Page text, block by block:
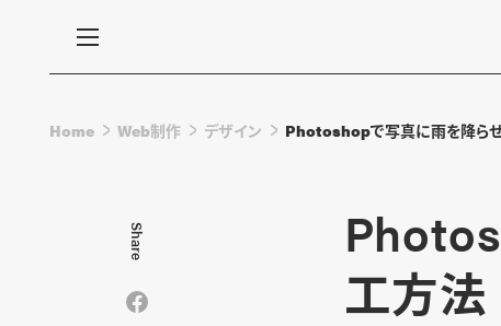
Home Web制作 デザイン Photoshopで写真に雨を降ら
工方法
Share